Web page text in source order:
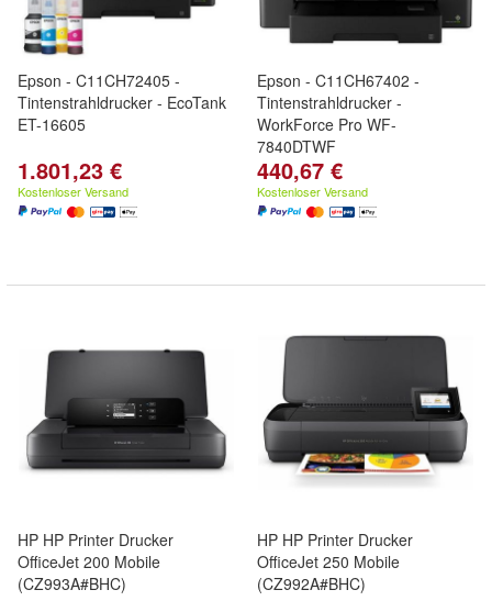
Epson - C11CH72405 -
Tintenstrahldrucker - EcoTank
ET-16605
1.801,23 €
Kostenloser Versand
Epson - C11CH67402 -
Tintenstrahldrucker -
WorkForce Pro WF-
7840DTWF
440,67 €
Kostenloser Versand
HP HP Printer Drucker
OfficeJet 200 Mobile
(CZ993A#BHC)
HP HP Printer Drucker
OfficeJet 250 Mobile
(CZ992A#BHC)